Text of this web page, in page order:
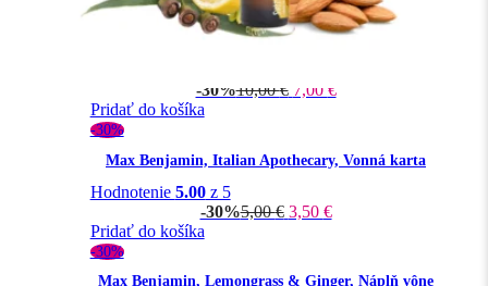
-30%
Max Benjamin, White Pomegranate, Vôňa do auta
-30%10,00€ 7,00 €
Pridať do košíka
-30%
Max Benjamin, Italian Apothecary, Vonná karta
Hodnotenie 5.00z 5
-30%5,00€ 3,50 €
Pridať do košíka
-30%
Max Benjamin, Lemongrass & Ginger, Náplň vône